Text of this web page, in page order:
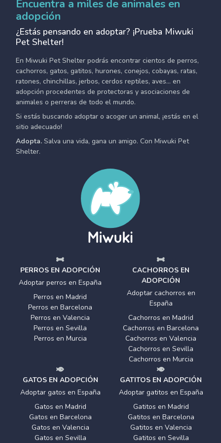
Encuentra a miles de animales en
adopción
¿Estás pensando en adoptar? ¡Prueba Miwuki
Pet Shelter!
En Miwuki Pet Shelter podrás encontrar cientos de perros,
cachorros, gatos, gatitos, hurones, conejos, cobayas, ratas,
ratones, chinchillas, jerbos, cerdos reptiles, aves... en
adopción procedentes de protectoras y asociaciones de
animales o perreras de todo el mundo.
Si estás buscando adoptar o acoger un animal, ¡estás en el
sitio adecuado!
Adopta. Salva una vida, gana un amigo. Con Miwuki Pet
Shelter.
PERROS EN ADOPCIÓN
Adoptar perros en España
Perros en Madrid
Perros en Barcelona
Perros en Valencia
Perros en Sevilla
Perros en Murcia
CACHORROS EN
ADOPCIÓN
Adoptar cachorros en
España
Cachorros en Madrid
Cachorros en Barcelona
Cachorros en Valencia
Cachorros en Sevilla
Cachorros en Murcia
GATOS EN ADOPCIÓN
Adoptar gatos en España
Gatos en Madrid
Gatos en Barcelona
Gatos en Valencia
Gatos en Sevilla
GATITOS EN ADOPCIÓN
Adoptar gatitos en España
Gatitos en Madrid
Gatitos en Barcelona
Gatitos en Valencia
Gatitos en Sevilla